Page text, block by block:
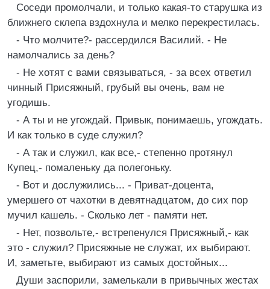
Соседи промолчали, и только какая-то старушка из
ближнего склепа вздохнула и мелко перекрестилась.
- Что молчите?- рассердился Василий. - Не
намолчались за день?
- Не хотят с вами связываться, - за всех ответил
чинный Присяжный, грубый вы очень, вам не
угодишь.
- А ты и не угождай. Привык, понимаешь, угождать.
И как только в суде служил?
- А так и служил, как все,- степенно протянул
Купец,- помаленьку да полегоньку.
- Вот и дослужились... - Приват-доцента,
умершего от чахотки в девятнадцатом, до сих пор
мучил кашель. - Сколько лет - памяти нет.
- Нет, позвольте,- встрепенулся Присяжный,- как
это - служил? Присяжные не служат, их выбирают.
И, заметьте, выбирают из самых достойных...
Души заспорили, замелькали в привычных жестах